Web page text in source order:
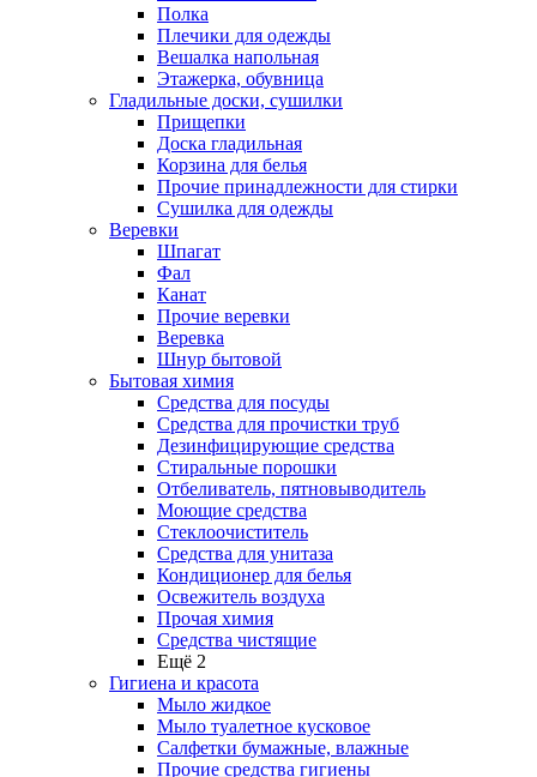
Полка
Плечики для одежды
Вешалка напольная
Этажерка, обувница
Гладильные доски, сушилки
Прищепки
Доска гладильная
Корзина для белья
Прочие принадлежности для стирки
Сушилка для одежды
Веревки
Шпагат
Фал
Канат
Прочие веревки
Веревка
Шнур бытовой
Бытовая химия
Средства для посуды
Средства для прочистки труб
Дезинфицирующие средства
Стиральные порошки
Отбеливатель, пятновыводитель
Моющие средства
Стеклоочиститель
Средства для унитаза
Кондиционер для белья
Освежитель воздуха
Прочая химия
Средства чистящие
Ещё 2
Гигиена и красота
Мыло жидкое
Мыло туалетное кусковое
Салфетки бумажные, влажные
Прочие средства гигиены